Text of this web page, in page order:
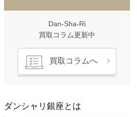
Dan-Sha-Ri
買取コラム更新中
買取コラムへ
ダンシャリ銀座とは